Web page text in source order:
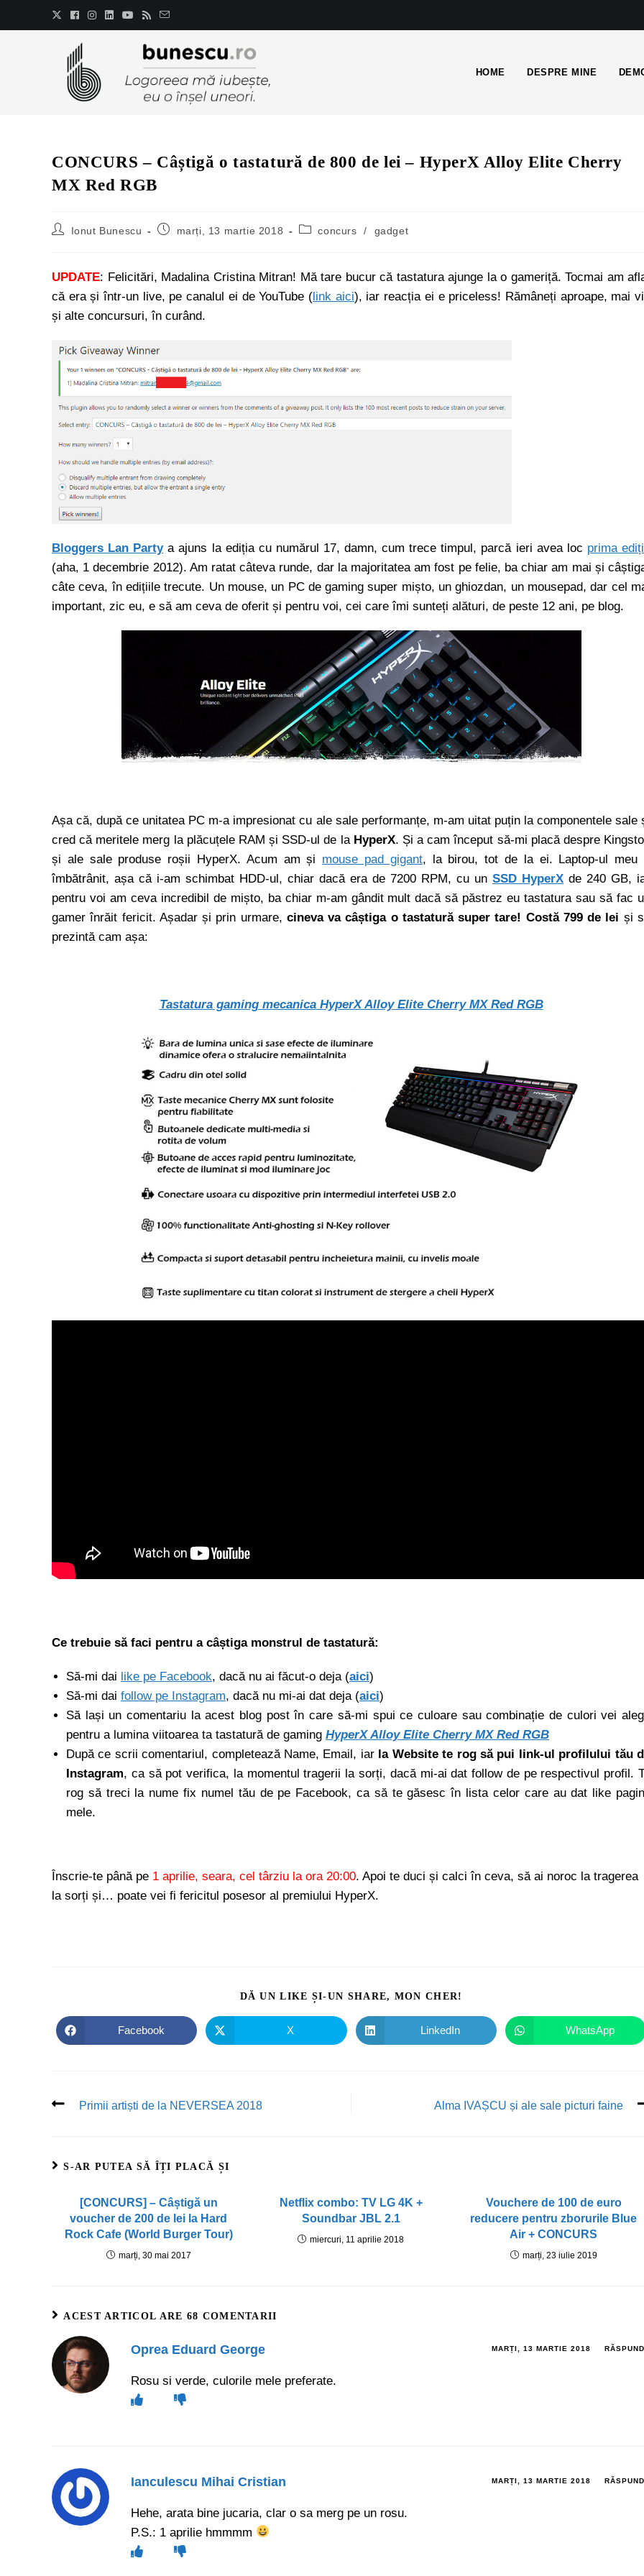
HOME DESPRE MINE
CONCURS – Câștigă o tastatură de 800 de lei – HyperX Alloy Elite Cherry
MX Red RGB
Ionut Bunescu marți, 13 martie 2018 concurs / gadget
UPDATE: Felicitări, Madalina Cristina Mitran! Mă tare bucur că tastatura ajunge la o gameriță. Tocmai am
că era și într-un live, pe canalul ei de YouTube (link aici), iar reacția ei e priceless! Rămâneți aproape, mai
și alte concursuri, în curând.
Bloggers Lan Partya ajuns la ediția cu numărul 17, damn, cum trece timpul, parcă ieri avea loc prima
(aha, 1 decembrie 2012). Am ratat câteva runde, dar la majoritatea am fost pe felie, ba chiar am mai și
câte ceva, în edițiile trecute. Un mouse, un PC de gaming super mișto, un ghiozdan, un mousepad, dar cel
important, zic eu, e să am ceva de oferit și pentru voi, cei care îmi sunteți alături, de peste 12 ani, pe blog.
Așa că, după ce unitatea PC m-a impresionat cu ale sale performanțe, m-am uitat puțin la componentele sale
cred că meritele merg la plăcuțele RAM și SSD-ul de la HyperX. Și a cam început să-mi placă despre
și ale sale produse roșii HyperX. Acum am și mouse pad gigant, la birou, tot de la ei. Laptop-ul meu
îmbătrânit, așa că i-am schimbat HDD-ul, chiar dacă era de 7200 RPM, cu un SSD HyperX de 240 GB,
pentru voi am ceva incredibil de mișto, ba chiar m-am gândit mult dacă să păstrez eu tastatura sau să fac
gamer înrăit fericit. Așadar și prin urmare, cineva va câștiga o tastatură super tare! Costă 799 de lei și
prezintă cam așa:
Tastatura gaming mecanica HyperX Alloy Elite Cherry MX Red RGB
Ce trebuie să faci pentru a câștiga monstrul de tastatură:
Să-mi dai like pe Facebook, dacă nu ai făcut-o deja (aici)
Să-mi dai follow pe Instagram, dacă nu mi-ai dat deja (aici)
Să lași un comentariu la acest blog post în care să-mi spui ce culoare sau combinație de culori vei
pentru a lumina viitoarea ta tastatură de gaming HyperX Alloy Elite Cherry MX Red RGB
După ce scrii comentariul, completează Name, Email, iar la Website te rog să pui link-ul profilului tău
Instagram, ca să pot verifica, la momentul tragerii la sorți, dacă mi-ai dat follow de pe respectivul profil.
rog să treci la nume fix numel tău de pe Facebook, ca să te găsesc în lista celor care au dat like
mele.
Înscrie-te până pe 1 aprilie, seara, cel târziu la ora 20:00. Apoi te duci și calci în ceva, să ai noroc la tragerea
la sorți și… poate vei fi fericitul posesor al premiului HyperX.
DĂ UN LIKE ȘI-UN SHARE, MON CHER!
Facebook X LinkedIn WhatsApp
Primii artiști de la NEVERSEA 2018 Alma IVAȘCU și ale sale picturi faine
S-AR PUTEA SĂ ÎȚI PLACĂ ȘI
[CONCURS] – Câștigă un
voucher de 200 de lei la Hard
Rock Cafe (World Burger Tour)
marți, 30 mai 2017
Netflix combo: TV LG 4K +
Soundbar JBL 2.1
miercuri, 11 aprilie 2018
Vouchere de 100 de euro
reducere pentru zborurile Blue
Air + CONCURS
marți, 23 iulie 2019
ACEST ARTICOL ARE 68 COMENTARII
Oprea Eduard George MARȚI, 13 MARTIE 2018
Rosu si verde, culorile mele preferate.
Ianculescu Mihai Cristian MARȚI, 13 MARTIE 2018
Hehe, arata bine jucaria, clar o sa merg pe un rosu.
P.S.: 1 aprilie hmmmm